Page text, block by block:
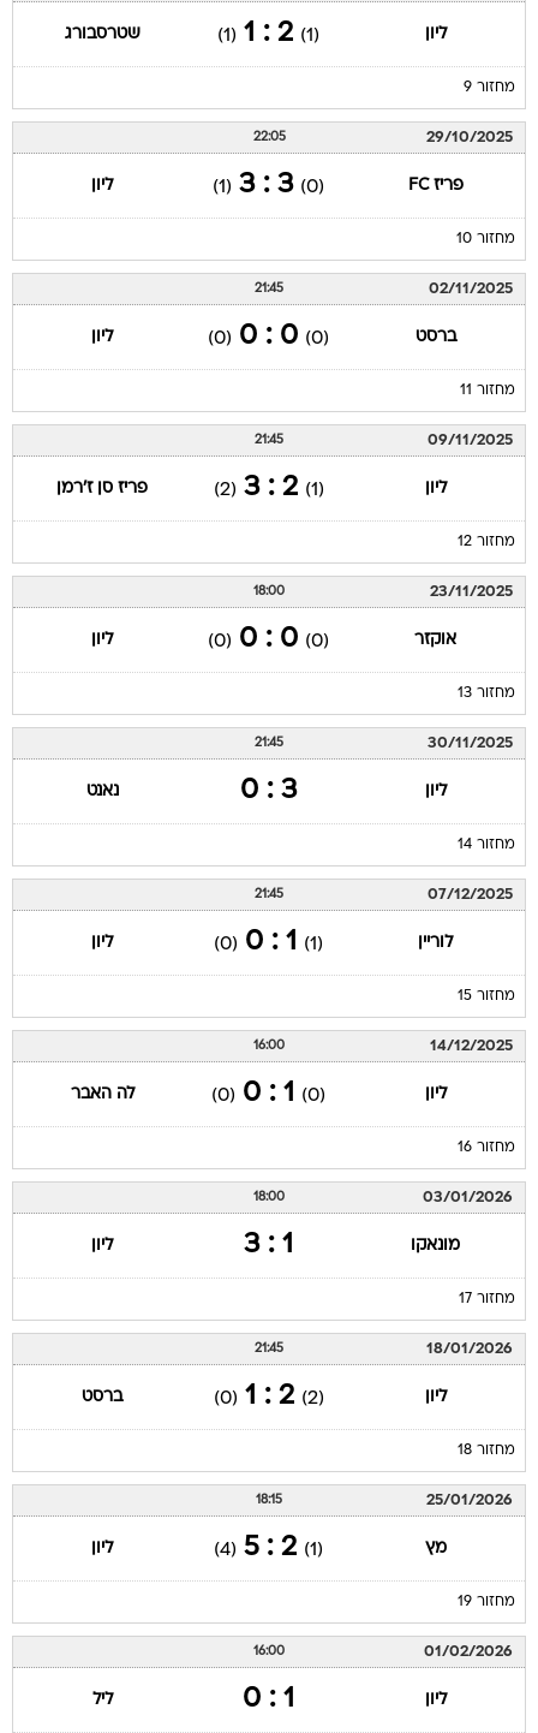
ליון (1)
2 : 1
(1) שטרסבורג
מחזור 9
29/10/2025
22:05
פריז FC (0)
3 : 3
(1) ליון
מחזור 10
02/11/2025
21:45
ברסט (0)
0 : 0
(0) ליון
מחזור 11
09/11/2025
21:45
ליון (1)
2 : 3
(2) פריז סן ז'רמן
מחזור 12
23/11/2025
18:00
אוקזר (0)
0 : 0
(0) ליון
מחזור 13
30/11/2025
21:45
ליון 3 : 0 נאנט
מחזור 14
07/12/2025
21:45
לוריין (1)
1 : 0
(0) ליון
מחזור 15
14/12/2025
16:00
ליון (0)
1 : 0
(0) לה האבר
מחזור 16
03/01/2026
18:00
מונאקו 1 : 3 ליון
מחזור 17
18/01/2026
21:45
ליון (2)
2 : 1
(0) ברסט
מחזור 18
25/01/2026
18:15
מץ (1)
2 : 5
(4) ליון
מחזור 19
01/02/2026
16:00
ליון 1 : 0 ליל